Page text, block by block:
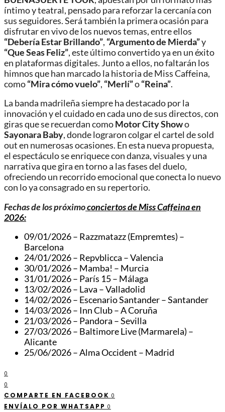
íntimo y teatral, pensado para reforzar la cercanía con
sus seguidores. Será también la primera ocasión para
disfrutar en vivo de los nuevos temas, entre ellos
“Debería Estar Brillando”, “Argumento de Mierda”y
“Que Seas Feliz”, este último convertido ya en un éxito
en plataformas digitales. Junto a ellos, no faltarán los
himnos que han marcado la historia de Miss Caffeina,
como“Mira cómo vuelo”, “Merlí”o“Reina”.
La banda madrileña siempre ha destacado por la
innovación y el cuidado en cada uno de sus directos, con
giras que se recuerdan comoMotor City Showo
Sayonara Baby, donde lograron colgar el cartel de sold
out en numerosas ocasiones. En esta nueva propuesta,
el espectáculo se enriquece con danza, visuales y una
narrativa que gira en torno a las fases del duelo,
ofreciendo un recorrido emocional que conecta lo nuevo
con lo ya consagrado en su repertorio.
Fechas de los próximoconciertos de Miss Caffeina en
2026:
09/01/2026 – Razzmatazz (Empremtes) –
Barcelona
24/01/2026 – Repvblicca – Valencia
30/01/2026 – Mamba! – Murcia
31/01/2026 – París 15 – Málaga
13/02/2026 – Lava – Valladolid
14/02/2026 – Escenario Santander – Santander
14/03/2026 – Inn Club – A Coruña
21/03/2026 – Pandora – Sevilla
27/03/2026 – Baltimore Live (Marmarela) –
Alicante
25/06/2026 – Alma Occident – Madrid
0
0
COMPARTE EN FACEBOOK 0
ENVÍALO POR WHATSAPP 0